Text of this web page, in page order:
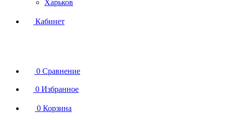
Харьков
Кабинет
0 Сравнение
0 Избранное
0 Корзина